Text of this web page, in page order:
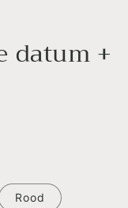
datum +
Rood